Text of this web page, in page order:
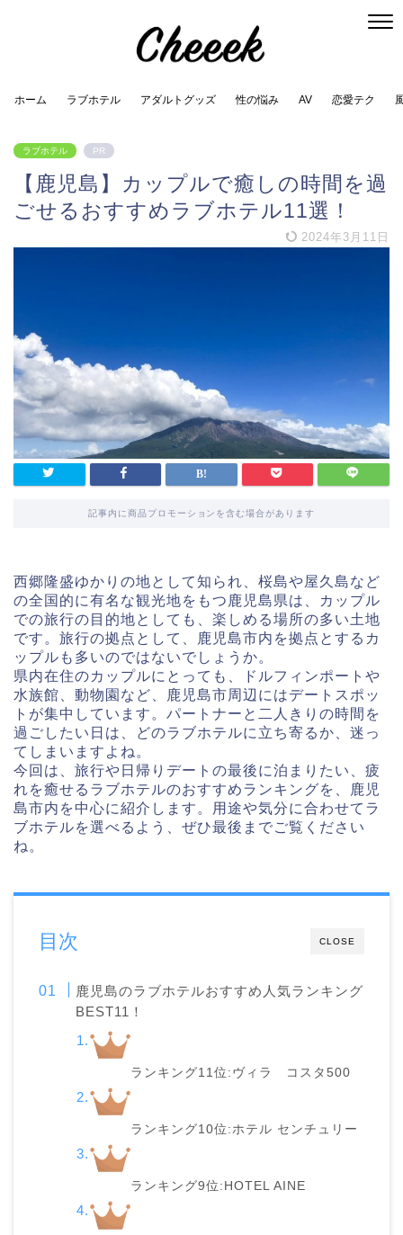
ホーム ラブホテル アダルトグッズ 性の悩み AV 恋愛テク
ラブホテル PR
【鹿児島】カップルで癒しの時間を過
ごせるおすすめラブホテル11選！
2024年3月11日
記事内に商品プロモーションを含む場合があります
西郷隆盛ゆかりの地として知られ、桜島や屋久島など
の全国的に有名な観光地をもつ鹿児島県は、カップル
での旅行の目的地としても、楽しめる場所の多い土地
です。旅行の拠点として、鹿児島市内を拠点とするカ
ップルも多いのではないでしょうか。
県内在住のカップルにとっても、ドルフィンポートや
水族館、動物園など、鹿児島市周辺にはデートスポッ
トが集中しています。パートナーと二人きりの時間を
過ごしたい日は、どのラブホテルに立ち寄るか、迷っ
てしまいますよね。
今回は、旅行や日帰りデートの最後に泊まりたい、疲
れを癒せるラブホテルのおすすめランキングを、鹿児
島市内を中心に紹介します。用途や気分に合わせてラ
ブホテルを選べるよう、ぜひ最後までご覧ください
ね。
CLOSE
目次
鹿児島のラブホテルおすすめ人気ランキング
BEST11！
ランキング11位:ヴィラ コスタ500
ランキング10位:ホテル センチュリー
ランキング9位:HOTEL AINE